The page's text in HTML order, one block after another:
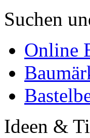
Suchen
Online
Ideen &